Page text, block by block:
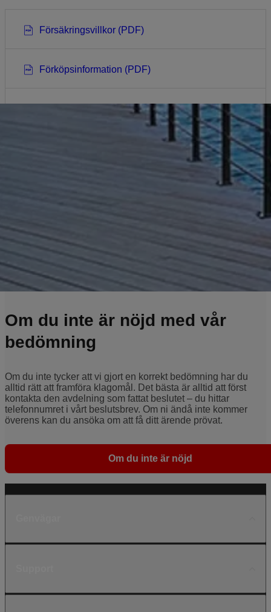
Försäkringsvillkor (PDF)
Förköpsinformation (PDF)
Produktfaktablad (IPID) (PDF)
Om du inte är nöjd med vår
bedömning
Om du inte tycker att vi gjort en korrekt bedömning har du
alltid rätt att framföra klagomål. Det bästa är alltid att först
kontakta den avdelning som fattat beslutet – du hittar
telefonnumret i vårt beslutsbrev. Om ni ändå inte kommer
överens kan du ansöka om att få ditt ärende prövat.
Om du inte är nöjd